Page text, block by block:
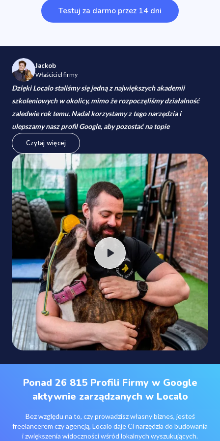
Testuj za darmo przez 14 dni
Jackob
Właściciel firmy
Dzięki Localo staliśmy się jedną z największych akademii
szkoleniowych w okolicy, mimo że rozpoczęliśmy działalność
zaledwie rok temu. Nadal korzystamy z tego narzędzia i
ulepszamy nasz profil Google, aby pozostać na topie
Czytaj więcej
Ponad 26 815 Profili Firmy w Google
aktywnie zarządzanych w Localo
Bez względu na to, czy prowadzisz własny biznes, jesteś
freelancerem czy agencją, Localo daje Ci narzędzia do budowania
i zwiększenia widoczności wśród lokalnych wyszukujących.